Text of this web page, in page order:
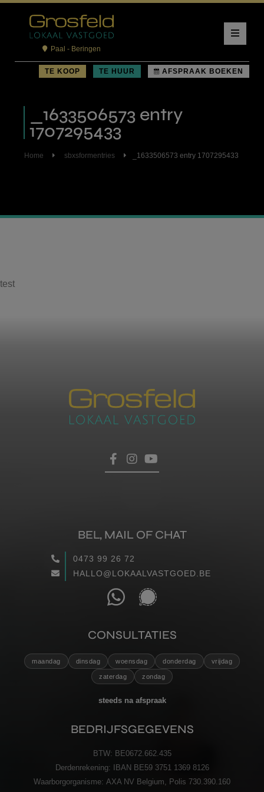
Contacteer ons
voor een afspraak
Laat hier uw gegevens achter, dan nemen wij zo
snel mogelijk contact met u op.
VERZENDEN
Paal - Beringen
TE KOOP TE HUUR AFSPRAAK BOEKEN
HOME
WAARGEMAAKT
RECENSIES
_1633506573 entry
1707295433
Home sbxsformentries _1633506573 entry 1707295433
test
BEL, MAIL OF CHAT
0473 99 26 72
HALLO@LOKAALVASTGOED.BE
CONSULTATIES
maandag dinsdag woensdag donderdag vrijdag
zaterdag zondag
steeds na afspraak
BEDRIJFSGEGEVENS
BTW: BE0672.662.435
Derdenrekening:
IBAN BE59 3751 1369 8126
Waarborgorganisme: AXA NV Belgium, Polis 730.390.160